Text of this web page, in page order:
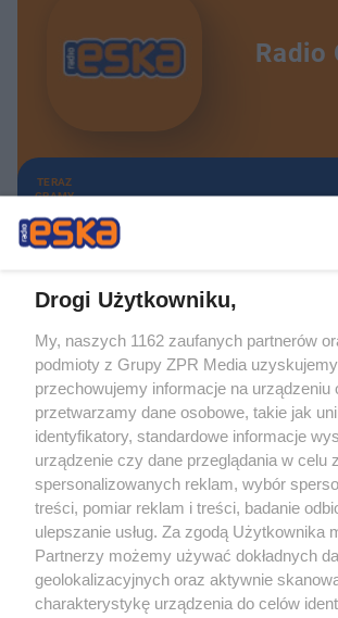
Radio
TERAZ
GRAMY
Żaden utwór zamieszczony w serwisie nie może być
rozpowszechniany lub dalej rozpowszechniany w
tym także elektroniczny lub mechaniczny) na
eksploatacji w jakiejkolwiek formie, włącznie z
bez pisemnej zgody właściciela praw. Jakiekolwiek
wykorzystanie utworów w całości lub w części z
bez właściwej zgody, jest zabronione pod groźbą
prawnie.
Drogi Użytkowniku,
My, naszych 1162 zaufanych partnerów
podmioty z Grupy ZPR Media
przechowujemy informacje na urządzeniu
przetwarzamy dane osobowe, takie jak
identyfikatory, standardowe informacje
urządzenie czy dane przeglądania w celu
spersonalizowanych reklam, wybór
treści, pomiar reklam i treści, badanie
ulepszanie usług. Za zgodą Użytkownika
Partnerzy możemy używać dokładnych
geolokalizacyjnych oraz aktywnie
charakterystykę urządzenia do celów